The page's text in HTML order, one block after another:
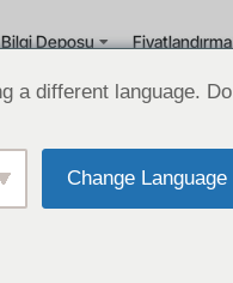
Bilgi Deposu Fiyatlandırma
2022
a different language. Do
Change Language